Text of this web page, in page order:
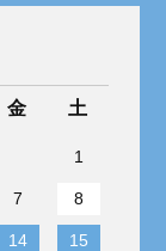
金 土
1
7 8
14 15